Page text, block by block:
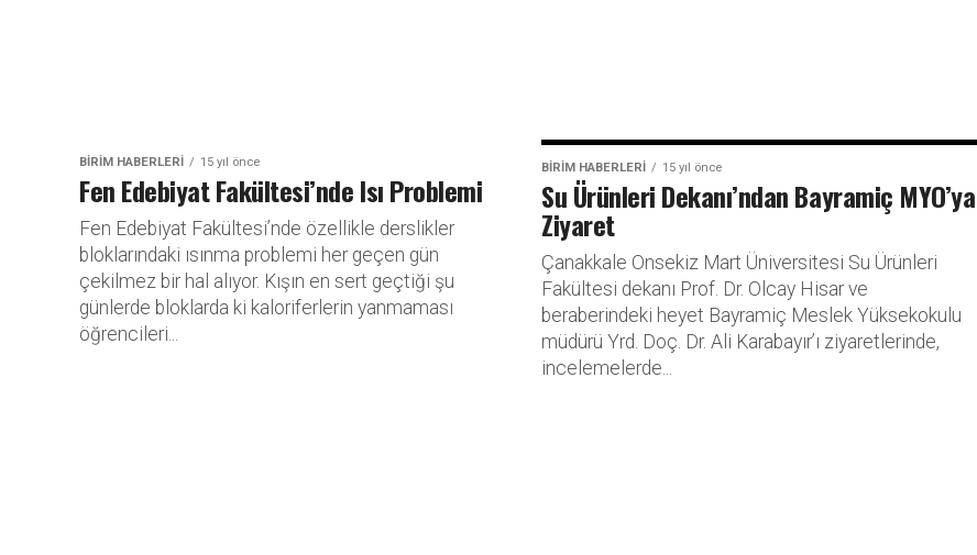
BİRİM HABERLERİ 15 yıl önce
Fen Edebiyat Fakültesi’nde Isı Problemi
Fen Edebiyat Fakültesi’nde özellikle derslikler
bloklarındaki ısınma problemi her geçen gün
çekilmez bir hal alıyor. Kışın en sert geçtiği şu
günlerde bloklarda ki kaloriferlerin yanmaması
öğrencileri...
BİRİM HABERLERİ 15 yıl önce
Su Ürünleri Dekanı’ndan Bayramiç MYO’ya
Ziyaret
Çanakkale Onsekiz Mart Üniversitesi Su Ürünleri
Fakültesi dekanı Prof. Dr. Olcay Hisar ve
beraberindeki heyet Bayramiç Meslek Yüksekokulu
müdürü Yrd. Doç. Dr. Ali Karabayır’ı ziyaretlerinde,
incelemelerde...